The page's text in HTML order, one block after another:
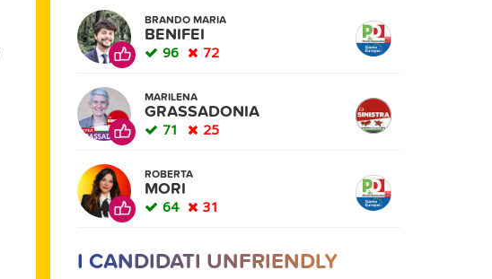
BRANDO MARIA
BENIFEI
96 72
MARILENA
GRASSADONIA
71 25
ROBERTA
MORI
64 31
I CANDIDATI UNFRIENDLY